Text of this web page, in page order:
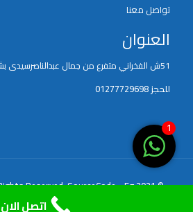
تواصل معنا
العنوان
51ش الفخراني متفرع من جمال عبدالناصرسيدى بشر الاسكندرية
للحجز 01277729698
© 2021 sphinxegypt-limo. All Rights Reserved.
SourceCode - Eg
1
اتصل الان